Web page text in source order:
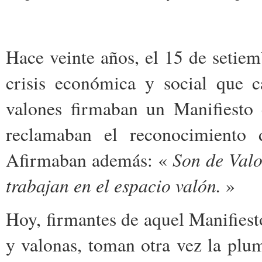
Hace veinte años, el 15 de
crisis económica y social que
valones firmaban un
reclamaban el
Afirmaban además: « Son de
trabajan en el espacio valón. »
Hoy, firmantes de aquel
y valonas, toman otra vez la